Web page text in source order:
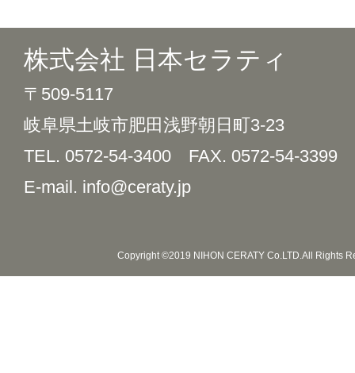
株式会社 日本セラティ
〒509-5117
岐阜県土岐市肥田浅野朝日町3-23
TEL. 0572-54-3400 FAX. 0572-54-3399
E-mail. info@ceraty.jp
Copyright ©2019 NIHON CERATY Co.LTD.All Rights